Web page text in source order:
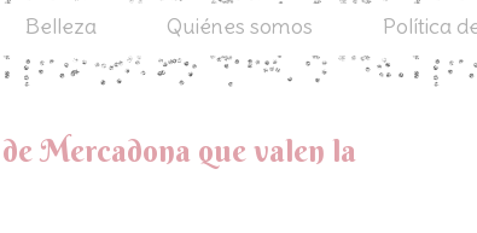
Belleza Quiénes somos Política
Mercadona que valen la